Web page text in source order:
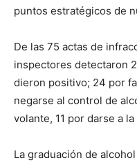
puntos estratégicos de
De las 75 actas de
inspectores detectaron
dieron positivo; 24 por
negarse al control de
volante, 11 por darse a
La graduación de